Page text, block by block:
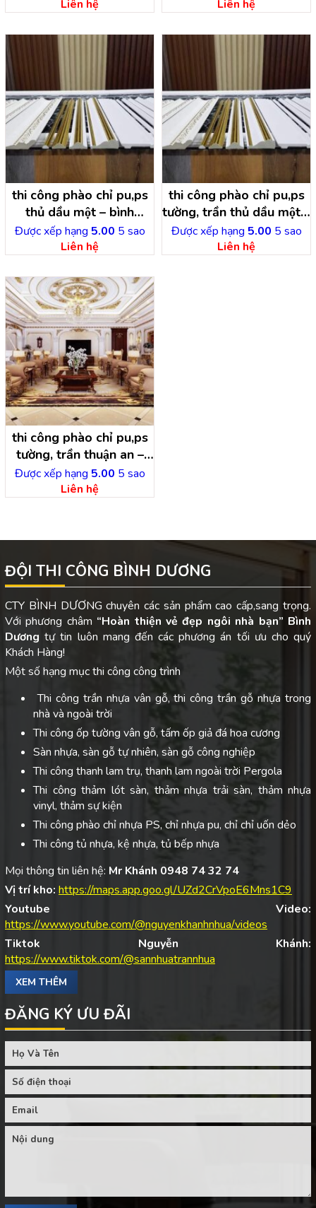
Liên hệ Liên hệ
thi công phào chỉ pu,ps
thủ dầu một – bình
dương
Được xếp hạng 5.00 5 sao
Liên hệ
thi công phào chỉ pu,ps
tường, trần thủ dầu một –
bình dương
Được xếp hạng 5.00 5 sao
Liên hệ
thi công phào chỉ pu,ps
tường, trần thuận an –
bình dương
Được xếp hạng 5.00 5 sao
Liên hệ
ĐỘI THI CÔNG BÌNH DƯƠNG
CTY BÌNH DƯƠNG chuyên các sản phẩm cao cấp,sang trọng.
Với phương châm “Hoàn thiện vẻ đẹp ngôi nhà bạn” Bình
Dươngtự tin luôn mang đến các phương án tối ưu cho quý
Khách Hàng!
Một số hạng mục thi công công trình
Thi công trần nhựa vân gỗ, thi công trần gỗ nhựa trong
nhà và ngoài trời
Thi công ốp tường vân gỗ, tấm ốp giả đá hoa cương
Sàn nhựa, sàn gỗ tự nhiên, sàn gỗ công nghiệp
Thi công thanh lam trụ, thanh lam ngoài trời Pergola
Thi công thảm lót sàn, thảm nhựa trải sàn, thảm nhựa
vinyl, thảm sự kiện
Thi công phào chỉ nhựa PS, chỉ nhựa pu, chỉ chỉ uốn dẻo
Thi công tủ nhựa, kệ nhựa, tủ bếp nhựa
Mọi thông tin liên hệ: Mr Khánh 0948 74 32 74
Vị trí kho: https://maps.app.goo.gl/UZd2CrVpoE6Mns1C9
Youtube Video:
https://www.youtube.com/@nguyenkhanhnhua/videos
Tiktok Nguyễn Khánh:
https://www.tiktok.com/@sannhuatrannhua
XEM THÊM
ĐĂNG KÝ ƯU ĐÃI